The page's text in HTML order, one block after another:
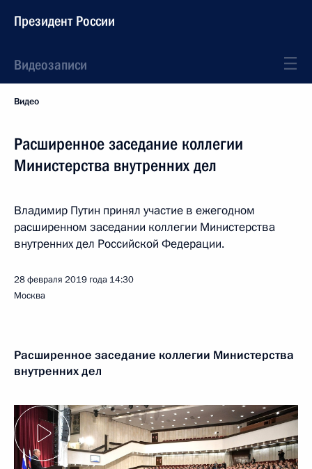
Президент России
Видеозаписи
Видео
Расширенное заседание коллегии
Министерства внутренних дел
Владимир Путин принял участие в ежегодном
расширенном заседании коллегии Министерства
внутренних дел Российской Федерации.
28 февраля 2019 года 14:30
Москва
Расширенное заседание коллегии Министерства
внутренних дел